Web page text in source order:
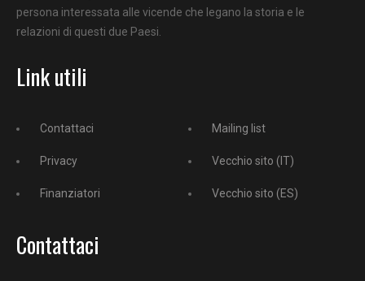
persona interessata alle vicende che legano la storia e le
relazioni di questi due Paesi.
Link utili
Contattaci
Privacy
Finanziatori
Mailing list
Vecchio sito (IT)
Vecchio sito (ES)
Contattaci